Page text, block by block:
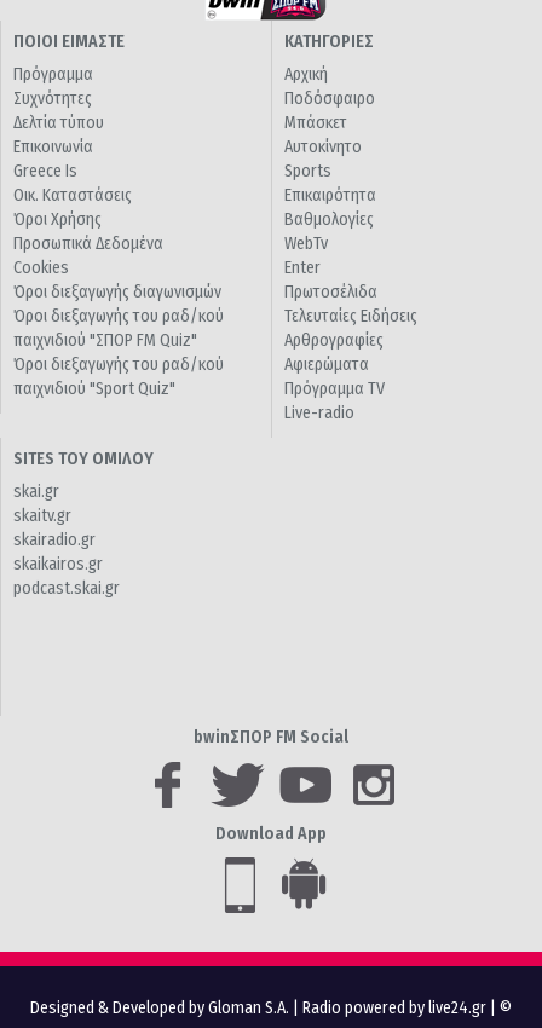
ΠΟΙΟΙ ΕΙΜΑΣΤΕ
Πρόγραμμα
Συχνότητες
Δελτία τύπου
Επικοινωνία
Greece Is
Οικ. Καταστάσεις
Όροι Χρήσης
Προσωπικά Δεδομένα
Cookies
Όροι διεξαγωγής διαγωνισμών
Όροι διεξαγωγής του ραδ/κού
παιχνιδιού "ΣΠΟΡ FM Quiz"
Όροι διεξαγωγής του ραδ/κού
παιχνιδιού "Sport Quiz"
ΚΑΤΗΓΟΡΙΕΣ
Αρχική
Ποδόσφαιρο
Μπάσκετ
Αυτοκίνητο
Sports
Επικαιρότητα
Βαθμολογίες
WebTv
Enter
Πρωτοσέλιδα
Τελευταίες Ειδήσεις
Αρθρογραφίες
Αφιερώματα
Πρόγραμμα TV
Live-radio
SITES ΤΟΥ ΟΜΙΛΟΥ
skai.gr
skaitv.gr
skairadio.gr
skaikairos.gr
podcast.skai.gr
bwinΣΠΟΡ FM Social
Download App
Designed & Developed by Gloman S.A. Radio powered by live24.gr | ©